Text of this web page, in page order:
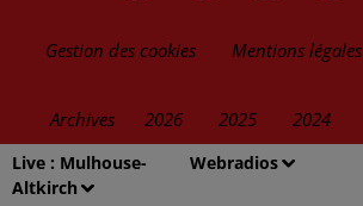
Live : Mulhouse-
Altkirch
Webradios
Gestion des cookies Mentions légales
Archives 2026 2025 2024